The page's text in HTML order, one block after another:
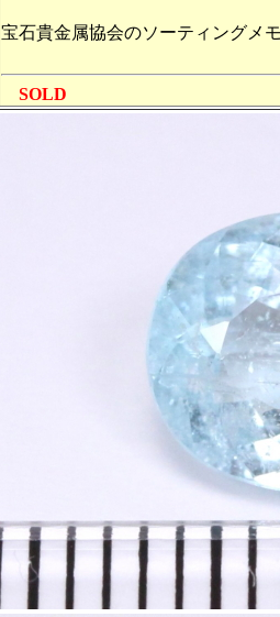
宝石貴金属協会のソーティングメ
SOLD